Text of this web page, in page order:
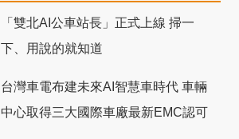
「雙北AI公車站長」正式上線 掃一
下、用說的就知道
台灣車電布建未來AI智慧車時代 車輛
中心取得三大國際車廠最新EMC認可